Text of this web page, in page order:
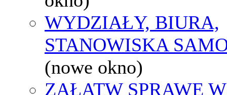
WYDZIAŁY, BIURA,
STANOWISKA
(nowe okno)
ZAŁATW SPRAWĘ